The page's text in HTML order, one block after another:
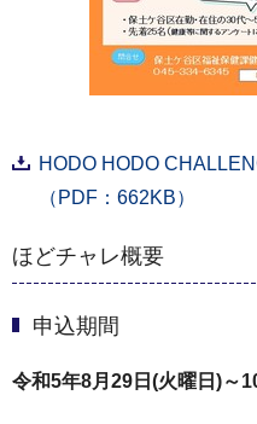
HODO HODO
（PDF：662KB）
ほどチャレ概要
申込期間
令和5年8月29日(火曜日)～